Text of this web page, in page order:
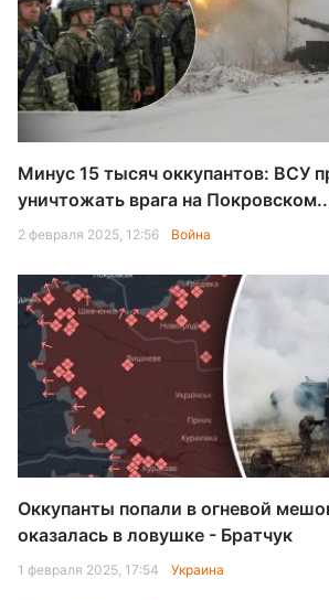
Минус 15 тысяч оккупантов: ВСУ
уничтожать врага на
2 февраля 2025, 12:56 Война
Оккупанты попали в огневой
оказалась в ловушке - Братчук
1 февраля 2025, 17:54 Украина